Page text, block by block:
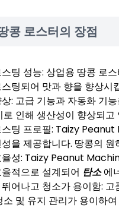
콩 로스터의 장점
팅 성능: 상업용 땅콩 로
팅되어 맛과 향을 향상시
: 고급 기능과 자동화 기
로 인해 생산성이 향상되고
팅 프로필: Taizy
을 제공합니다. 땅콩의
성: Taizy Peanut
적으로 설계되어 탄소에
어나고 청소가 용이함:
소 및 유지 관리가 용이하